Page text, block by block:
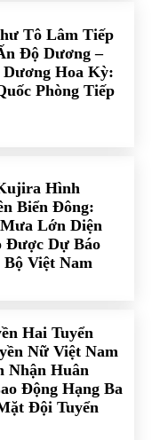
Tô Lâm Tiếp
Độ Dương –
Hoa Kỳ:
Phòng Tiếp
Hình
Biển Đông:
Lớn Diện
Được Dự Báo
Việt Nam
Hai Tuyển
Nữ Việt Nam
Nhận Huân
Động Hạng Ba
Đội Tuyển